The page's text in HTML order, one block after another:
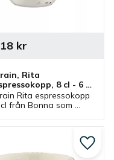
Rita
8 cl - 6
fp Rita espressokopp
från Bonna som
som har
kr
Lägg